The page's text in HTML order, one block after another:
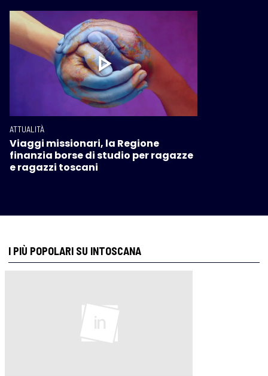
ATTUALITÀ
Viaggi missionari, la Regione
finanzia borse di studio per ragazze
e ragazzi toscani
I PIÙ POPOLARI SU INTOSCANA